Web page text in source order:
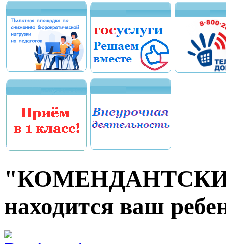
находится ваш